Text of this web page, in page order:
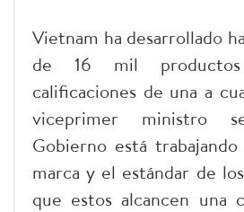
Vietnam ha desarrollado
de 16 mil
calificaciones de una a
viceprimer ministro
Gobierno está
marca y el estándar de
que estos alcancen una